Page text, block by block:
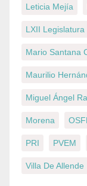
Leticia Mejía
LXII Legislatura
Mario Santana
Maurilio
Miguel Ángel
Morena
PRI PVEM
Villa De Allende